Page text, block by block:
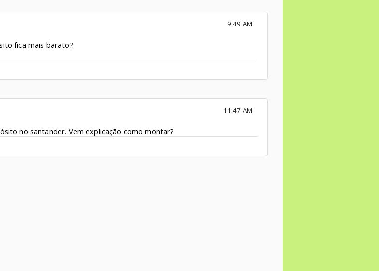
9:49 AM
fica mais barato?
11:47 AM
no santander. Vem explicação como montar?